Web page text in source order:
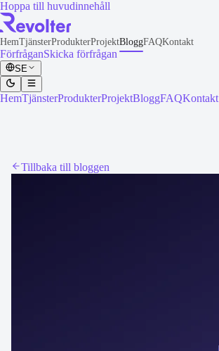
Hoppa till huvudinnehåll
HemTjänsterProdukterProjektBloggFAQKontakt
FörfråganSkicka förfrågan
SE
HemTjänsterProdukterProjektBloggFAQKontakt
Tillbaka till bloggen